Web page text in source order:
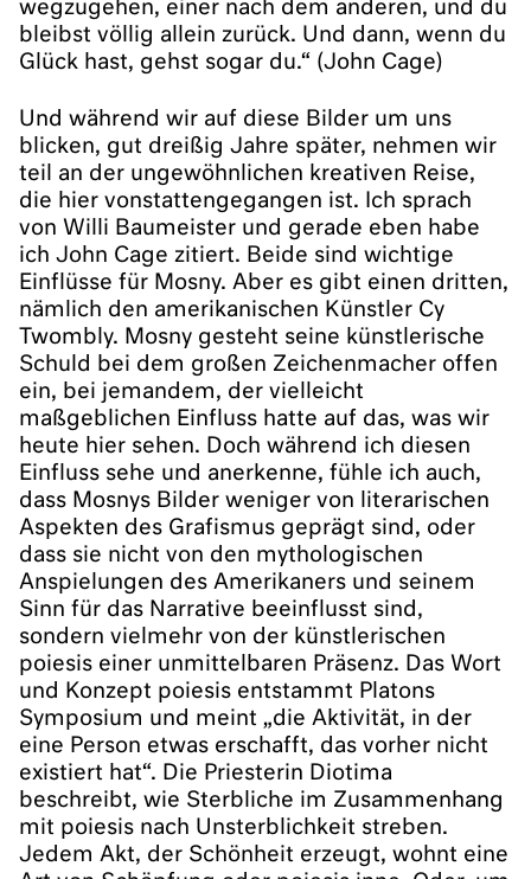
wegzugehen, einer nach dem anderen, und du
bleibst völlig allein zurück. Und dann, wenn du
Glück hast, gehst sogar du.“ (John Cage)
Und während wir auf diese Bilder um uns
blicken, gut dreißig Jahre später, nehmen wir
teil an der ungewöhnlichen kreativen Reise,
die hier vonstattengegangen ist. Ich sprach
von Willi Baumeister und gerade eben habe
ich John Cage zitiert. Beide sind wichtige
Einflüsse für Mosny. Aber es gibt einen dritten,
nämlich den amerikanischen Künstler Cy
Twombly. Mosny gesteht seine künstlerische
Schuld bei dem großen Zeichenmacher offen
ein, bei jemandem, der vielleicht
maßgeblichen Einfluss hatte auf das, was wir
heute hier sehen. Doch während ich diesen
Einfluss sehe und anerkenne, fühle ich auch,
dass Mosnys Bilder weniger von literarischen
Aspekten des Grafismus geprägt sind, oder
dass sie nicht von den mythologischen
Anspielungen des Amerikaners und seinem
Sinn für das Narrative beeinflusst sind,
sondern vielmehr von der künstlerischen
poiesis einer unmittelbaren Präsenz. Das Wort
und Konzept poiesis entstammt Platons
Symposium und meint „die Aktivität, in der
eine Person etwas erschafft, das vorher nicht
existiert hat“. Die Priesterin Diotima
beschreibt, wie Sterbliche im Zusammenhang
mit poiesis nach Unsterblichkeit streben.
Jedem Akt, der Schönheit erzeugt, wohnt eine